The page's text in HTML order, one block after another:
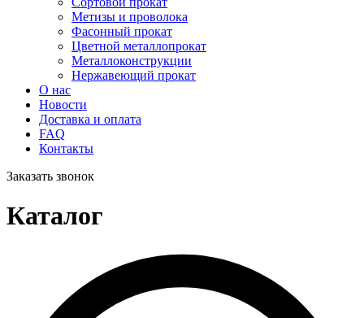
Метизы и проволока
Фасонный прокат
Цветной металлопрокат
Металлоконструкции
Нержавеющий прокат
О нас
Новости
Доставка и оплата
FAQ
Контакты
Заказать звонок
Каталог